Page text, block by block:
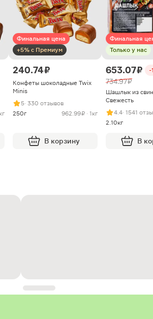
Финальная цена
+5% с Премиум
240.74 ₽
Конфеты шоколадные Twix
Minis
5· 330 отзывов
250г
962.99 ₽ · 1кг
В корзину
Финальная
Только у нас
653.07 ₽ -
734.97 ₽
Шашлык из
Свежесть
4.4· 1541
2.10кг
В